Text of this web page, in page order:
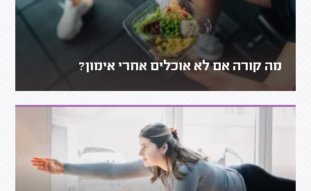
מה קורה אם לא אוכלים אחרי אימון?